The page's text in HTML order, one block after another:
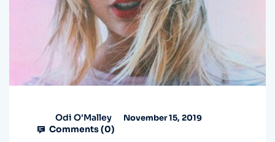
Odi O'Malley November 15, 2019
Comments (0)